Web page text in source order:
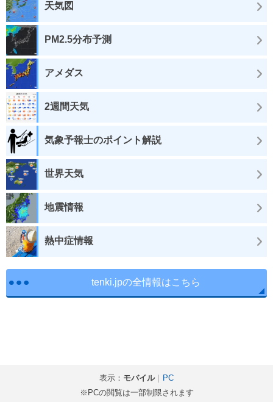
天気図
PM2.5分布予測
アメダス
2週間天気
気象予報士のポイント解説
世界天気
地震情報
熱中症情報
tenki.jpの全情報はこちら
表示： モバイル｜
PC
※PCの閲覧は一部制限されます